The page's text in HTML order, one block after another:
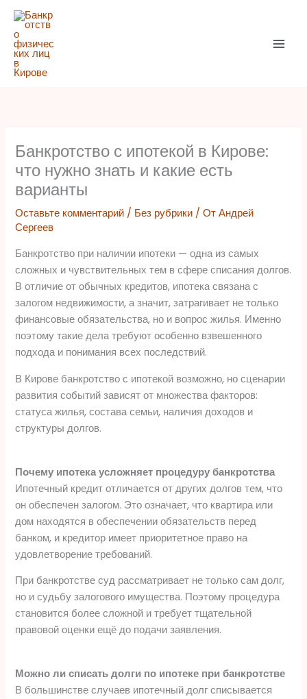
Перейти
содержимому
Банкротство с ипотекой в Кирове:
что нужно знать и какие есть
варианты
Оставьте комментарий / Без рубрики / ОтАндрей
Сергеев
Банкротство при наличии ипотеки — одна из самых
сложных и чувствительных тем в сфере списания долгов.
В отличие от обычных кредитов, ипотека связана с
залогом недвижимости, а значит, затрагивает не только
финансовые обязательства, но и вопрос жилья. Именно
поэтому такие дела требуют особенно взвешенного
подхода и понимания всех последствий.
В Кирове банкротство с ипотекой возможно, но сценарии
развития событий зависят от множества факторов:
статуса жилья, состава семьи, наличия доходов и
структуры долгов.
Почему ипотека усложняет процедуру банкротства
Ипотечный кредит отличается от других долгов тем, что
он обеспечен залогом. Это означает, что квартира или
дом находятся в обеспечении обязательств перед
банком, и кредитор имеет приоритетное право на
удовлетворение требований.
При банкротстве суд рассматривает не только сам долг,
но и судьбу залогового имущества. Поэтому процедура
становится более сложной и требует тщательной
правовой оценки ещё до подачи заявления.
Можно ли списать долги по ипотеке при банкротстве
В большинстве случаев ипотечный долг списывается